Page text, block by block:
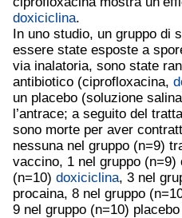
doxiciclina.
In uno studio, un gruppo di
essere state esposte a
via inalatoria, sono state
antibiotico (ciprofloxacina,
un placebo (soluzione
l’antrace; a seguito del
sono morte per aver
nessuna nel gruppo (n=9)
vaccino, 1 nel gruppo
(n=10) doxiciclina, 3 nel
procaina, 8 nel gruppo
9 nel gruppo (n=10)